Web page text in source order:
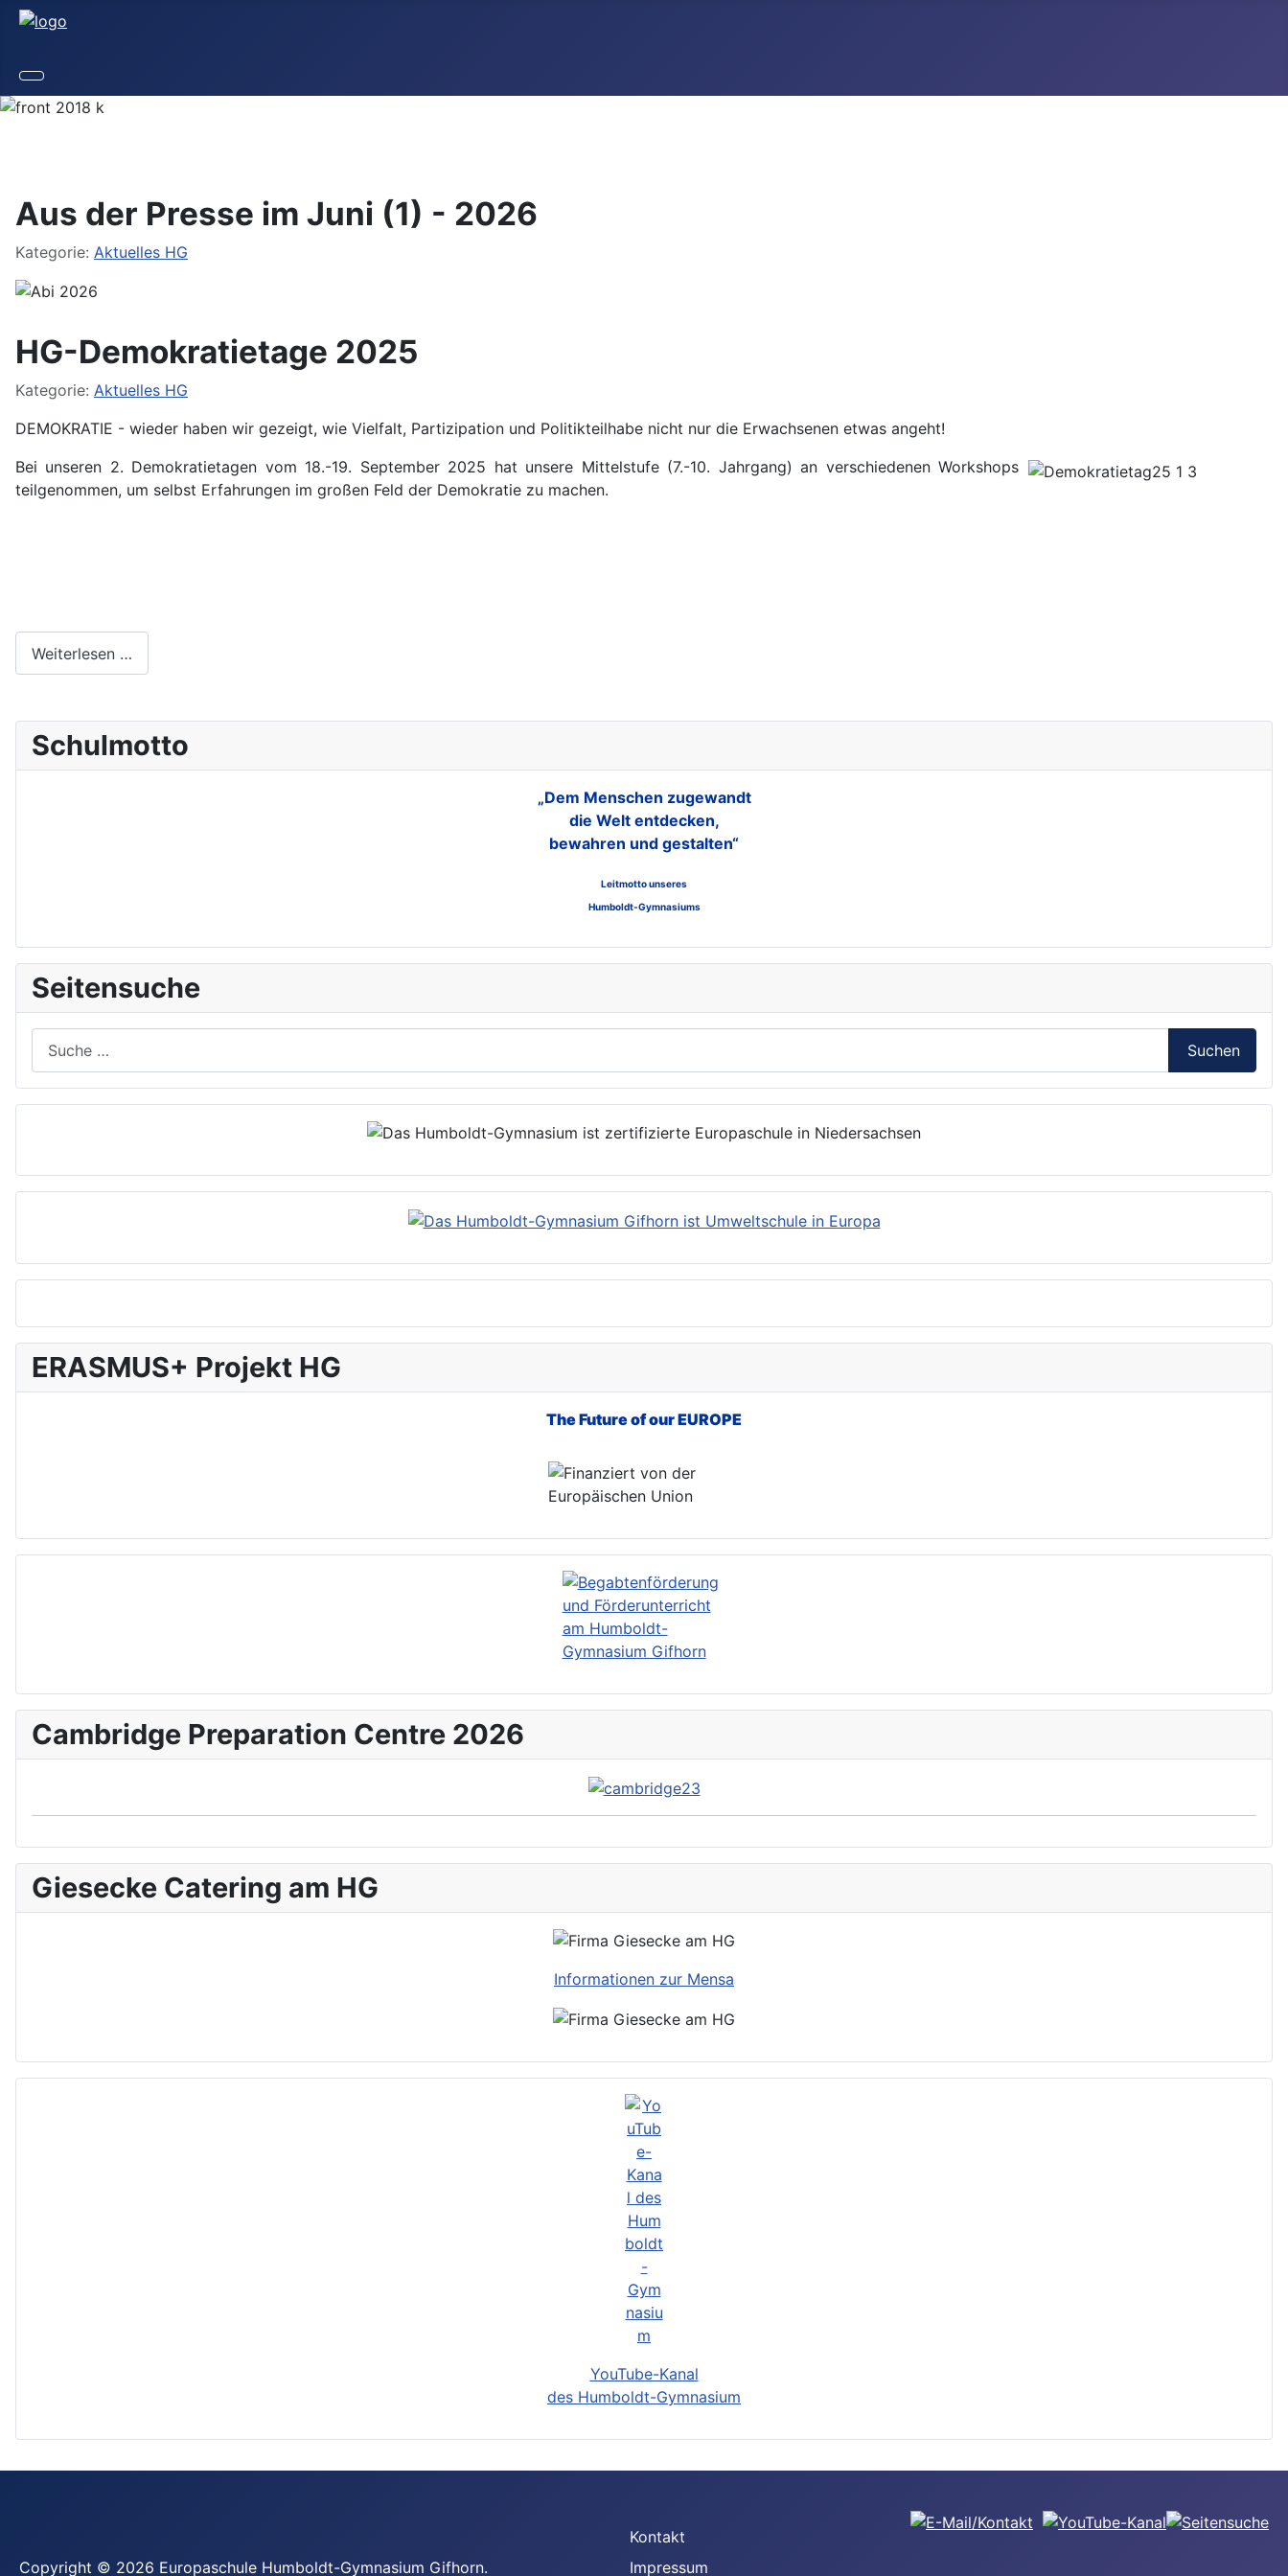
Aus der Presse im Juni (1) - 2026
Details
Kategorie: Aktuelles HG
HG-Demokratietage 2025
Details
Kategorie: Aktuelles HG
DEMOKRATIE - wieder haben wir gezeigt, wie Vielfalt, Partizipation und Politikteilhabe nicht nur die Erwachsenen etwas angeht!
Bei unseren 2. Demokratietagen vom 18.-19. September 2025 hat unsere Mittelstufe (7.-10. Jahrgang) an verschiedenen Workshops
teilgenommen, um selbst Erfahrungen im großen Feld der Demokratie zu machen.
Weiterlesen …
Schulmotto
„Dem Menschen zugewandt
die Welt entdecken,
bewahren und gestalten“
Leitmotto unseres
Humboldt-Gymnasiums
Seitensuche
Suchen
ERASMUS+ Projekt HG
The Future of our EUROPE
Cambridge Preparation Centre 2026
Giesecke Catering am HG
Informationen zur Mensa
YouTube-Kanal
des Humboldt-Gymnasium
Copyright © 2026 Europaschule Humboldt-Gymnasium Gifhorn.
Kontakt
Impressum